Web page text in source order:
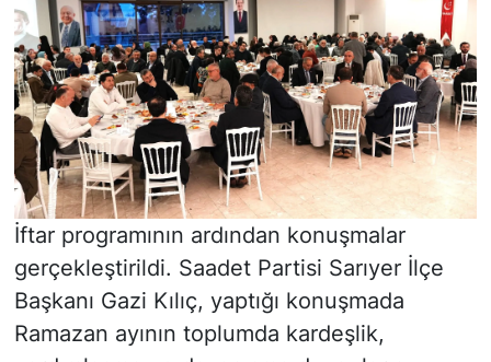
İftar programının ardından konuşmalar
gerçekleştirildi. Saadet Partisi Sarıyer İlçe
Başkanı Gazi Kılıç, yaptığı konuşmada
Ramazan ayının toplumda kardeşlik,